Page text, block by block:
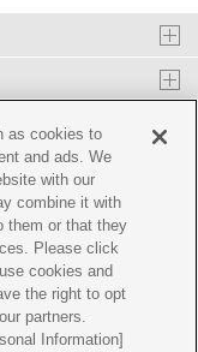
as cookies to
and ads. We
with our
combine it with
them or that they
Please click
cookies and
the right to opt
partners.
Information]